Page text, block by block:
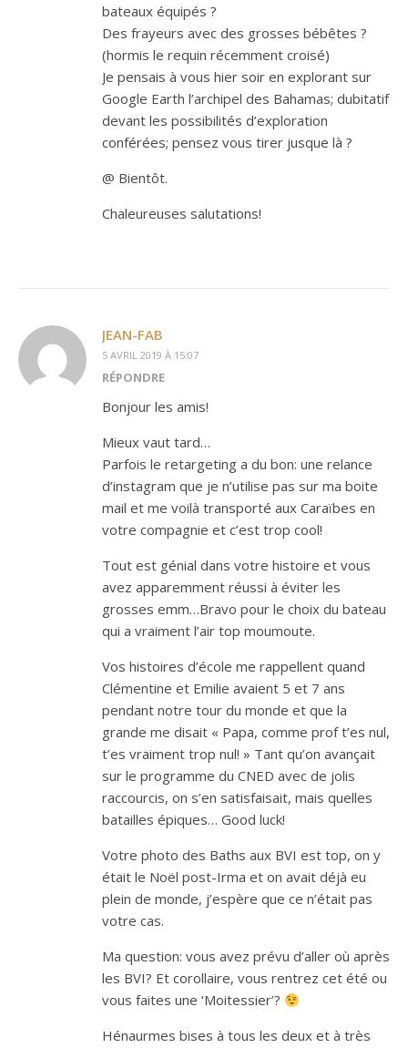
bateaux équipés ?
Des frayeurs avec des grosses bébêtes ?
(hormis le requin récemment croisé)
Je pensais à vous hier soir en explorant sur
Google Earth l’archipel des Bahamas; dubitatif
devant les possibilités d’exploration
conférées; pensez vous tirer jusque là ?
@ Bientôt.
Chaleureuses salutations!
JEAN-FAB
5 AVRIL 2019 À 15:07
RÉPONDRE
Bonjour les amis!
Mieux vaut tard…
Parfois le retargeting a du bon: une relance
d’instagram que je n’utilise pas sur ma boite
mail et me voilà transporté aux Caraïbes en
votre compagnie et c’est trop cool!
Tout est génial dans votre histoire et vous
avez apparemment réussi à éviter les
grosses emm…Bravo pour le choix du bateau
qui a vraiment l’air top moumoute.
Vos histoires d’école me rappellent quand
Clémentine et Emilie avaient 5 et 7 ans
pendant notre tour du monde et que la
grande me disait « Papa, comme prof t’es nul,
t’es vraiment trop nul! » Tant qu’on avançait
sur le programme du CNED avec de jolis
raccourcis, on s’en satisfaisait, mais quelles
batailles épiques… Good luck!
Votre photo des Baths aux BVI est top, on y
était le Noël post-Irma et on avait déjà eu
plein de monde, j’espère que ce n’était pas
votre cas.
Ma question: vous avez prévu d’aller où après
les BVI? Et corollaire, vous rentrez cet été ou
vous faites une ‘Moitessier’?
Hénaurmes bises à tous les deux et à très